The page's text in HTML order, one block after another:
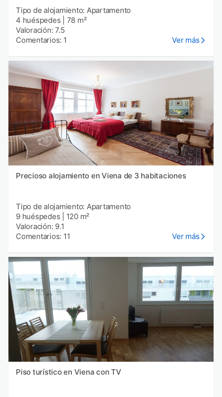
Tipo de alojamiento: Apartamento
4 huéspedes
78 m²
Valoración: 7.5
Comentarios: 1
Ver más
Precioso alojamiento en Viena de 3 habitaciones
Tipo de alojamiento: Apartamento
9 huéspedes
120 m²
Valoración: 9.1
Comentarios: 11
Ver más
Piso turístico en Viena con TV